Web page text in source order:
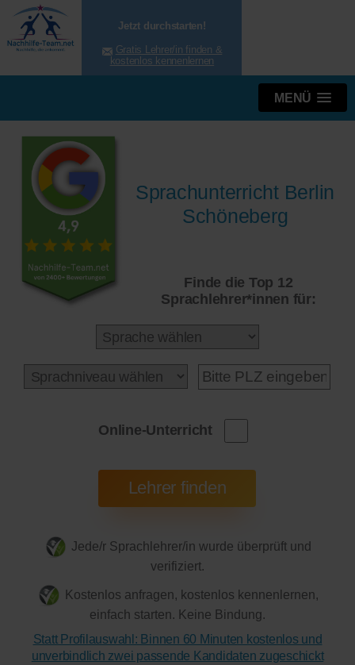
Jetzt durchstarten!
Gratis Lehrer/in finden &
kostenlos kennenlernen
MENÜ
Sprachunterricht Berlin
Schöneberg
Finde die Top 12
Sprachlehrer*innen für:
Online-Unterricht
Jede/r Sprachlehrer/in wurde überprüft und
verifiziert.
Kostenlos anfragen, kostenlos kennenlernen,
einfach starten. Keine Bindung.
Statt Profilauswahl: Binnen 60 Minuten kostenlos und
unverbindlich zwei passende Kandidaten zugeschickt